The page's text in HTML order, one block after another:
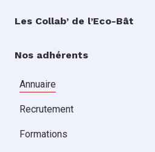
Les Collab’ de l’Eco-Bât
Nos adhérents
Annuaire
Recrutement
Formations